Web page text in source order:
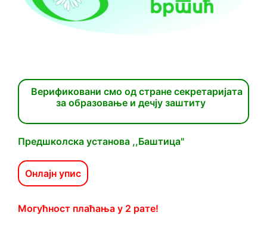
Верификовани смо од стране секретаријата
за образовање и дечју заштиту
Предшколска установа ,,Баштица"
Онлајн упис
Могућност плаћања у 2 рате!